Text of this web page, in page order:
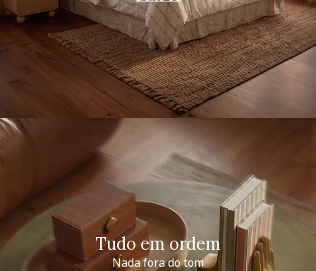
Tudo em ordem
Nada fora do tom